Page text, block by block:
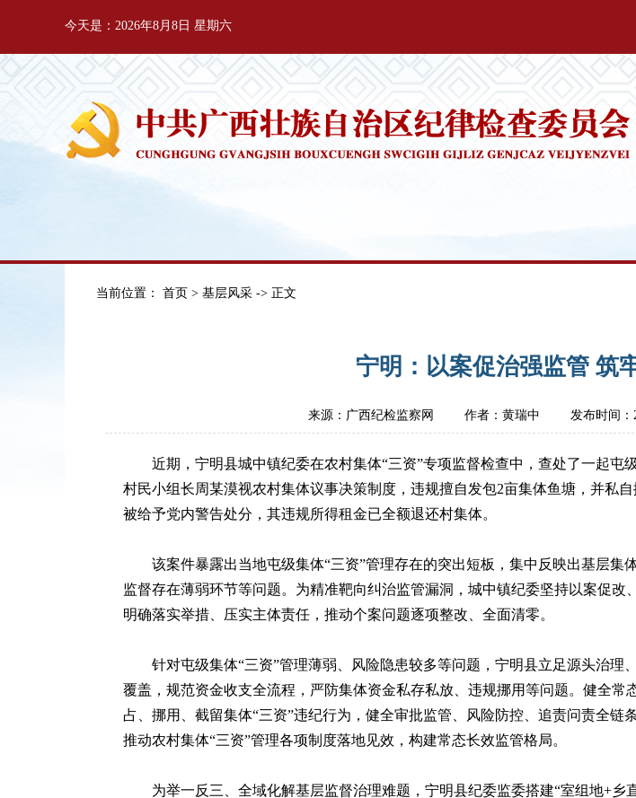
今天是：2026年8月8日 星期六
当前位置： 首页 > 基层风采 -> 正文
宁明：以案促治强监管 筑
来源：广西纪检监察网 作者：黄瑞中 发布时间：
近期，宁明县城中镇纪委在农村集体“三资”专项监督检查中，查处了一起
村民小组长周某漠视农村集体议事决策制度，违规擅自发包2亩集体鱼塘，并私
被给予党内警告处分，其违规所得租金已全额退还村集体。
该案件暴露出当地屯级集体“三资”管理存在的突出短板，集中反映出基层
监督存在薄弱环节等问题。为精准靶向纠治监管漏洞，城中镇纪委坚持以案促改
明确落实举措、压实主体责任，推动个案问题逐项整改、全面清零。
针对屯级集体“三资”管理薄弱、风险隐患较多等问题，宁明县立足源头治
覆盖，规范资金收支全流程，严防集体资金私存私放、违规挪用等问题。健全
占、挪用、截留集体“三资”违纪行为，健全审批监管、风险防控、追责问责全
推动农村集体“三资”管理各项制度落地见效，构建常态长效监管格局。
为举一反三、全域化解基层监督治理难题，宁明县纪委监委搭建“室组地+